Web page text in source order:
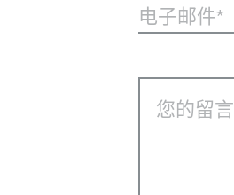
电子邮件
您的留言